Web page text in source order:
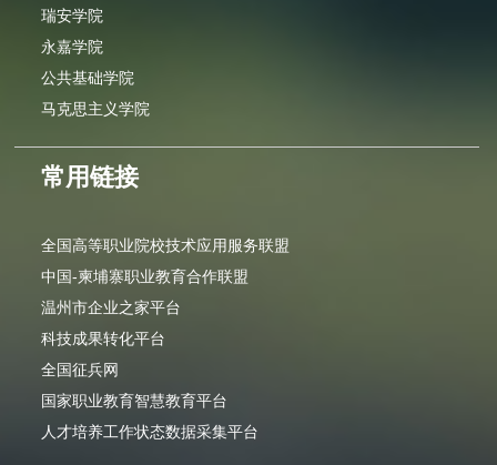
瑞安学院
永嘉学院
公共基础学院
马克思主义学院
常用链接
全国高等职业院校技术应用服务联盟
中国-柬埔寨职业教育合作联盟
温州市企业之家平台
科技成果转化平台
全国征兵网
国家职业教育智慧教育平台
人才培养工作状态数据采集平台